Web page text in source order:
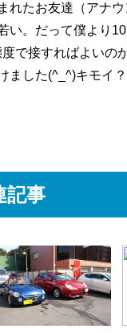
れたお友達（アナ
い。だって僕より
で接すればよいの
ました(^_^)キモイ？
記事